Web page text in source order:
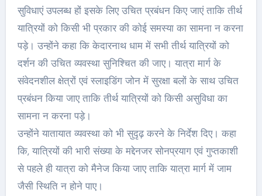
सुविधाएं उपलब्ध हों इसके लिए उचित प्रबंधन किए जाएं ताकि तीर्थ
यात्रियों को किसी भी प्रकार की कोई समस्या का सामना न करना
पड़े। उन्होंने कहा कि केदारनाथ धाम में सभी तीर्थ यात्रियों को
दर्शन की उचित व्यवस्था सुनिश्चित की जाए। यात्रा मार्ग के
संवेदनशील क्षेत्रों एवं स्लाइडिंग जोन में सुरक्षा बलों के साथ उचित
प्रबंधन किया जाए ताकि तीर्थ यात्रियों को किसी असुविधा का
सामना न करना पड़े।
उन्होंने यातायात व्यवस्था को भी सुदृढ़ करने के निर्देश दिए। कहा
कि, यात्रियों की भारी संख्या के मद्देनजर सोनप्रयाग एवं गुप्तकाशी
से पहले ही यात्रा को मैनेज किया जाए ताकि यात्रा मार्ग में जाम
जैसी स्थिति न होने पाए।